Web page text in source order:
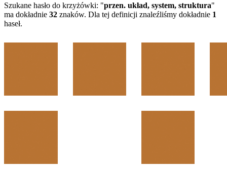
Szukane hasło do krzyżówki: "przen. układ, system, struktura"
ma dokładnie 32 znaków. Dla tej definicji znaleźliśmy dokładnie 1
haseł.